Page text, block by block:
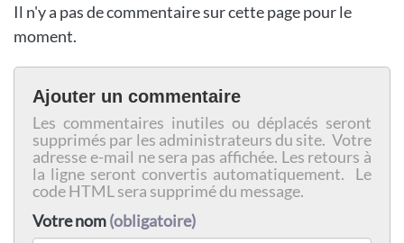
Il n'y a pas de commentaire sur cette page pour le
moment.
Ajouter un commentaire
Les commentaires inutiles ou déplacés seront
supprimés par les administrateurs du site. Votre
adresse e-mail ne sera pas affichée. Les retours à
la ligne seront convertis automatiquement. Le
code HTML sera supprimé du message.
Votre nom(obligatoire)